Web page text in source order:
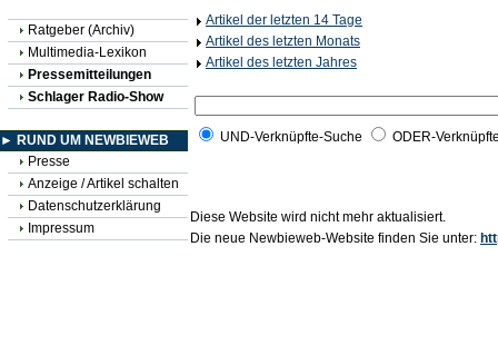
Ratgeber (Archiv)
Multimedia-Lexikon
Pressemitteilungen
Schlager Radio-Show
► RUND UM NEWBIEWEB
Presse
Anzeige / Artikel schalten
Datenschutzerklärung
Impressum
Artikel der letzten 14 Tage
Artikel des letzten Monats
Artikel des letzten Jahres
UND-Verknüpfte-Suche ODER-
Diese Website wird nicht mehr aktualisiert.
Die neue Newbieweb-Website finden Sie unter: